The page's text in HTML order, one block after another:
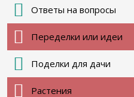
Ответы на вопросы
Переделки или идеи
Поделки для дачи
Растения